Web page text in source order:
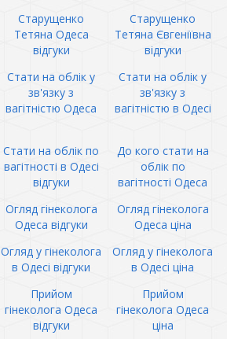
Старущенко
Тетяна Одеса
відгуки
Старущенко
Тетяна Євгеніївна
відгуки
Стати на облік у
зв'язку з
вагітністю Одеса
Стати на облік у
зв'язку з
вагітністю в Одесі
Стати на облік по
вагітності в Одесі
відгуки
До кого стати на
облік по
вагітності Одеса
Огляд гінеколога
Одеса відгуки
Огляд гінеколога
Одеса ціна
Огляд у гінеколога
в Одесі відгуки
Огляд у гінеколога
в Одесі ціна
Прийом
гінеколога Одеса
відгуки
Прийом
гінеколога Одеса
ціна